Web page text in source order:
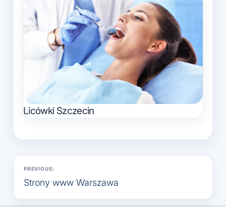
Licówki Szczecin
Nawigacja
wpisu
PREVIOUS:
Strony www Warszawa